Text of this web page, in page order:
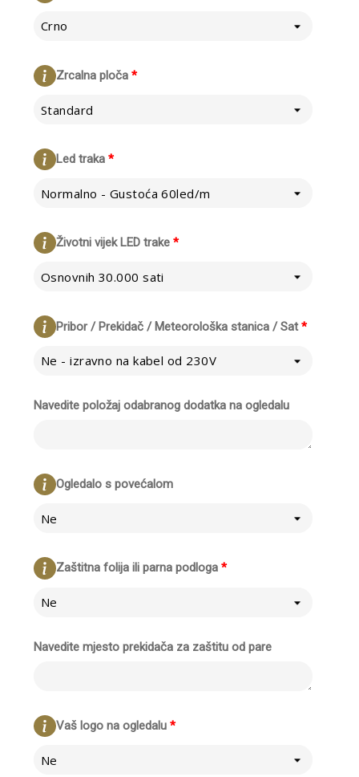
Crno
*
Zrcalna ploča
Standard
*
Led traka
Normalno - Gustoća 60led/m
*
Životni vijek LED trake
Osnovnih 30.000 sati
*
Pribor / Prekidač / Meteorološka stanica / Sat
Ne - izravno na kabel od 230V
Navedite položaj odabranog dodatka na ogledalu
Ogledalo s povećalom
Ne
*
Zaštitna folija ili parna podloga
Ne
Navedite mjesto prekidača za zaštitu od pare
*
Vaš logo na ogledalu
Ne